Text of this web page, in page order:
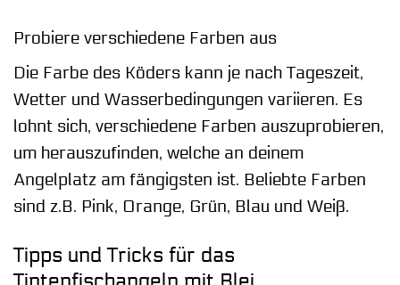
Probiere verschiedene Farben aus
Die Farbe des Köders kann je nach Tageszeit,
Wetter und Wasserbedingungen variieren. Es
lohnt sich, verschiedene Farben auszuprobieren,
um herauszufinden, welche an deinem
Angelplatz am fängigsten ist. Beliebte Farben
sind z.B. Pink, Orange, Grün, Blau und Weiß.
Tipps und Tricks für das